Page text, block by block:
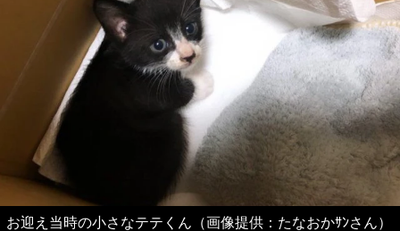
お迎え当時の小さなテテくん（画像提供：たなおかｻﾝさん）